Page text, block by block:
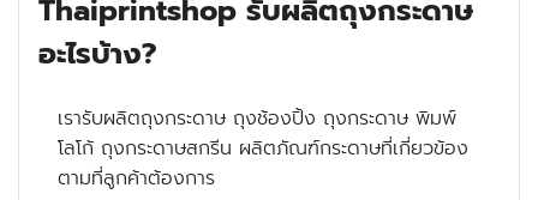
Thaiprintshop รับผลิตถุงกระดาษ
อะไรบ้าง?
เรารับผลิตถุงกระดาษ ถุงช้องปิ้ง ถุงกระดาษ พิมพ์
โลโก้ ถุงกระดาษสกรีน ผลิตภัณฑ์กระดาษที่เกี่ยวข้อง
ตามที่ลูกค้าต้องการ